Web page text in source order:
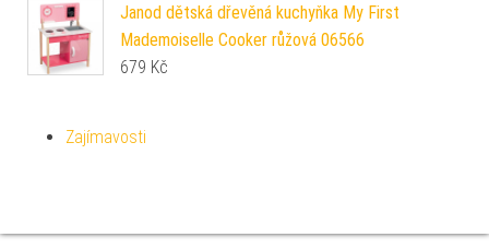
Janod dětská dřevěná kuchyňka My First
Mademoiselle Cooker růžová 06566
679 Kč
Zajímavosti